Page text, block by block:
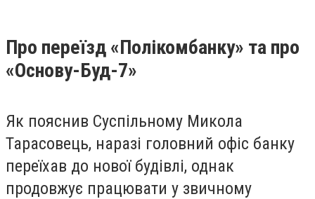
Про переїзд «Полікомбанку» та про
«Основу-Буд-7»
Як пояснив Суспільному Микола
Тарасовець, наразі головний офіс банку
переїхав до нової будівлі, однак
продовжує працювати у звичному